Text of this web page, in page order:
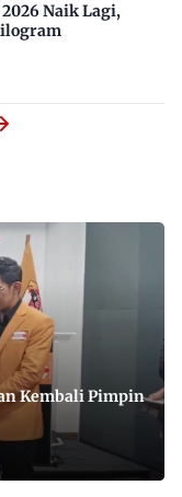
Naik Lagi,
Kembali Pimpin